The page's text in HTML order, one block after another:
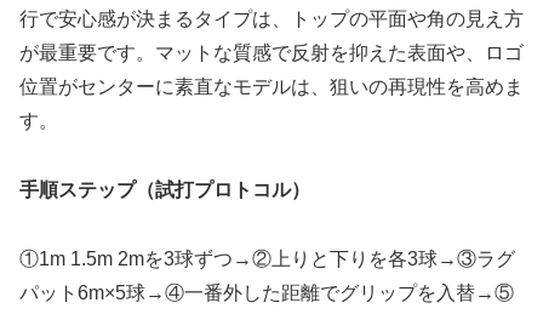
行で安心感が決まるタイプは、トップの平面や角の見え方
が最重要です。マットな質感で反射を抑えた表面や、ロゴ
位置がセンターに素直なモデルは、狙いの再現性を高めま
す。
手順ステップ（試打プロトコル）
①1m 1.5m 2mを3球ずつ→②上りと下りを各3球→③ラグ
パット6m×5球→④一番外した距離でグリップを入替→⑤